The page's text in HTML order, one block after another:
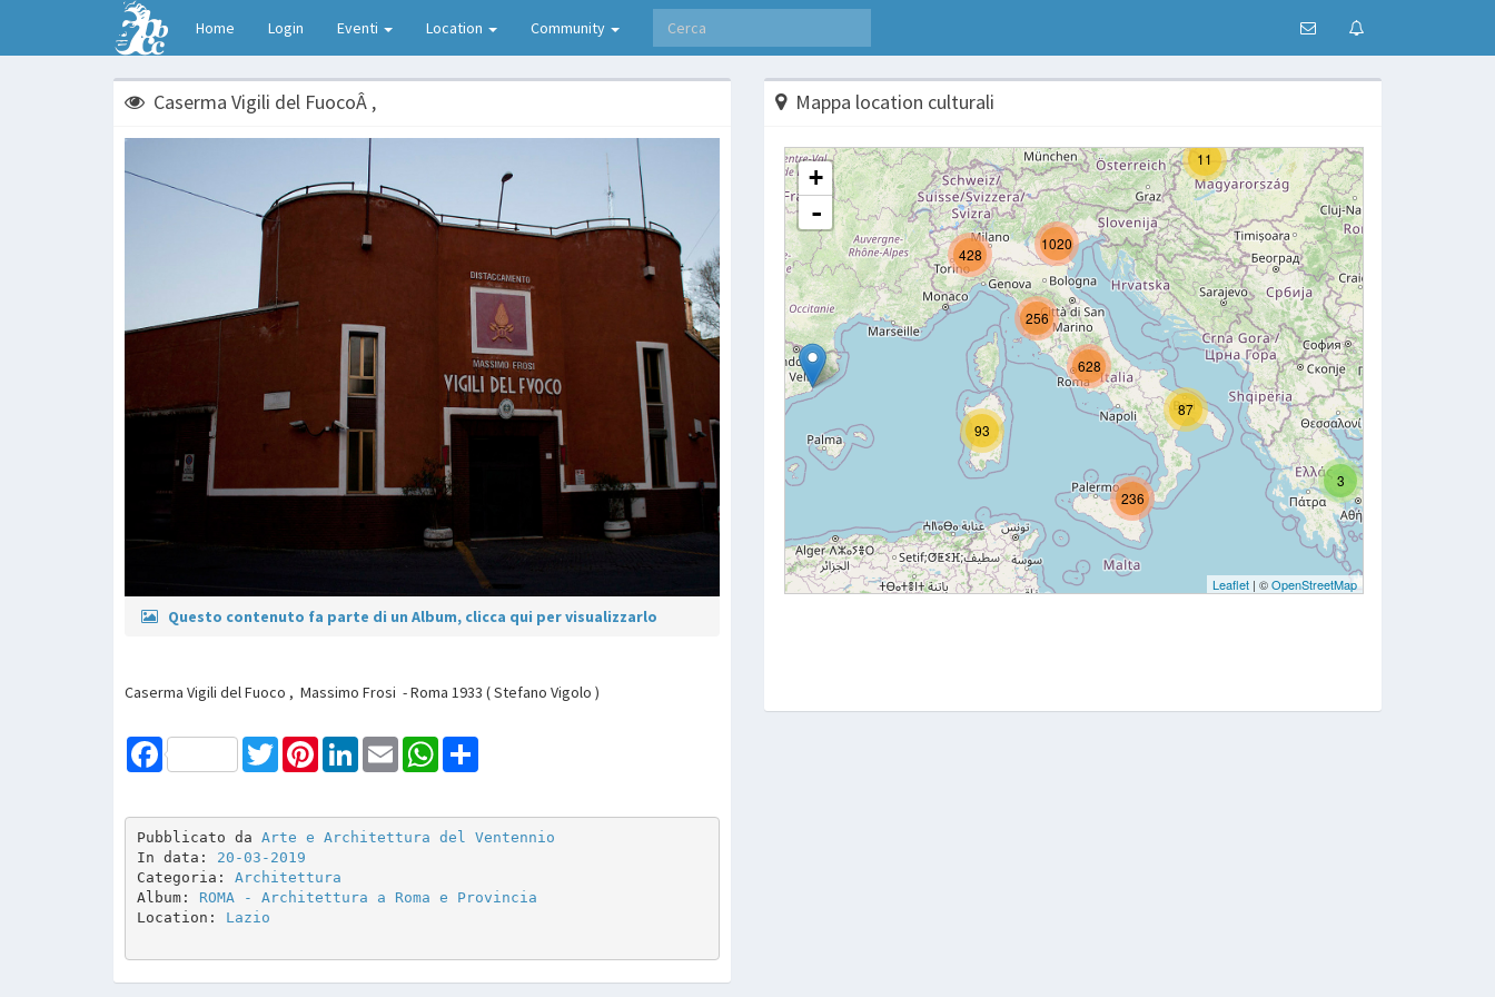
Home Login Eventi Location Community
Caserma Vigili del FuocoÂ ,
Questo contenuto fa parte di un Album, clicca qui per visualizzarlo
Caserma Vigili del Fuoco , Massimo Frosi - Roma 1933 ( Stefano Vigolo )
Facebook TwitterPinterestLinkedInEmail WhatsApp
Pubblicato da Arte e Architettura del Ventennio
In data: 20-03-2019
Categoria: Architettura
Album: ROMA - Architettura a Roma e Provincia
Location: Lazio
Mappa location culturali